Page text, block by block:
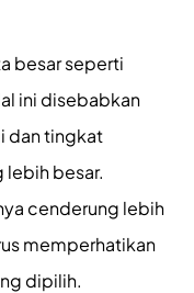
besar seperti
ini disebabkan
dan tingkat
lebih besar.
cenderung lebih
memperhatikan
dipilih.